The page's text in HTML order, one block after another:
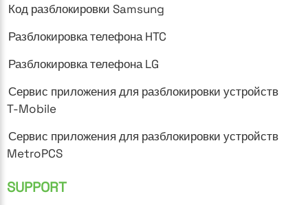
Код разблокировки Samsung
Разблокировка телефона HTC
Разблокировка телефона LG
Сервис приложения для разблокировки устройств
T-Mobile
Сервис приложения для разблокировки устройств
MetroPCS
SUPPORT